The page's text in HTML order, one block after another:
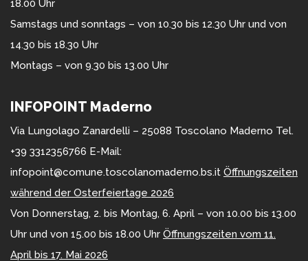
18.00 Uhr
Samstags und sonntags – von 10.30 bis 12.30 Uhr und von
14.30 bis 18.30 Uhr
Montags – von 9.30 bis 13.00 Uhr
INFOPOINT Maderno
Via Lungolago Zanardelli – 25088 Toscolano Maderno Tel.
+39 3312356766 E-Mail:
infopoint@comune.toscolanomaderno.bs.it Öffnungszeiten
während der Osterfeiertage 2026
Von Donnerstag, 2. bis Montag, 6. April – von 10.00 bis 13.00
Uhr und von 15.00 bis 18.00 Uhr Öffnungszeiten vom 11.
April bis 17. Mai 2026